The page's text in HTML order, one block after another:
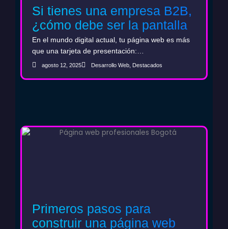
Si tienes una empresa B2B,
¿cómo debe ser la pantalla
de inicio de tu web?
En el mundo digital actual, tu página web es más
que una tarjeta de presentación:…
agosto 12, 2025 Desarrollo Web Destacados
Primeros pasos para
construir una página web